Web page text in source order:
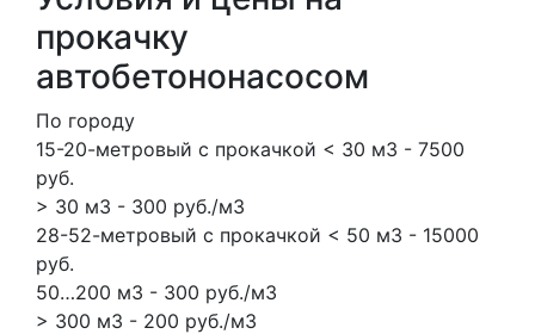
прокачку
автобетононасосом
По городу
15-20-метровый с прокачкой < 30 м3 - 7500
руб.
> 30 м3 - 300 руб./м3
28-52-метровый с прокачкой < 50 м3 - 15000
руб.
50…200 м3 - 300 руб./м3
> 300 м3 - 200 руб./м3